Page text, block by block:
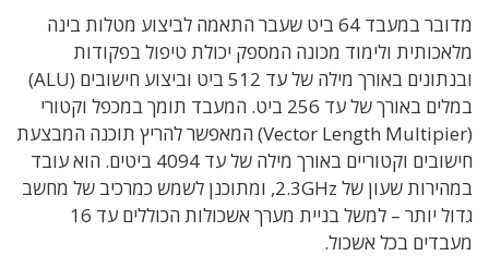
מדובר במעבד 64 ביט שעבר התאמה לביצוע מטלות בינה
מלאכותית ולימוד מכונה המספק יכולת טיפול בפקודות
ובנתונים באורך מילה של עד 512 ביט וביצוע חישובים (ALU)
במלים באורך של עד 256 ביט. המעבד תומך במכפל וקטורי
(Vector Length Multipier) המאפשר להריץ תוכנה המבצעת
חישובים וקטוריים באורך מילה של עד 4094 ביטים. הוא עובד
במהירות שעון של 2.3GHz, ומתוכנן לשמש כמרכיב של מחשב
גדול יותר – למשל בניית מערך אשכולות הכוללים עד 16
מעבדים בכל אשכול.